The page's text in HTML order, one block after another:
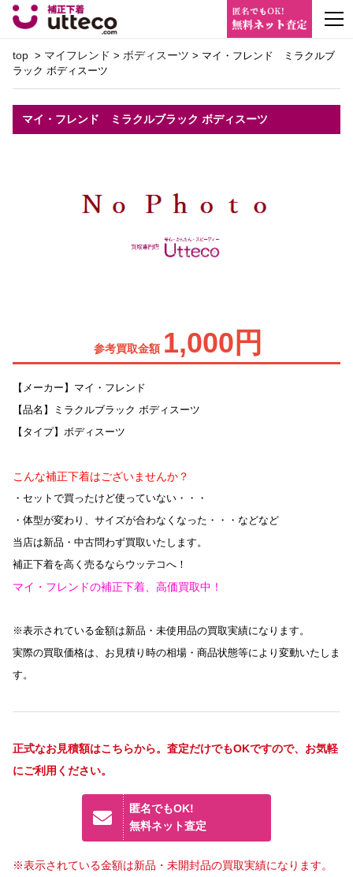
top > マイフレンド > ボディスーツ > マイ・フレンド ミラクルブ
ラック ボディスーツ
マイ・フレンド ミラクルブラック ボディスーツ
参考買取金額 1,000円
【メーカー】マイ・フレンド
【品名】ミラクルブラック ボディスーツ
【タイプ】ボディスーツ
こんな補正下着はございませんか？
・セットで買ったけど使っていない・・・
・体型が変わり、サイズが合わなくなった・・・などなど
当店は新品・中古問わず買取いたします。
補正下着を高く売るならウッテコへ！
マイ・フレンドの補正下着、高価買取中！
※表示されている金額は新品・未使用品の買取実績になります。
実際の買取価格は、お見積り時の相場・商品状態等により変動いたしま
す。
正式なお見積額はこちらから。査定だけでもOKですので、お気軽
にご利用ください。
匿名でもOK!
無料ネット査定
※表示されている金額は新品・未開封品の買取実績になります。